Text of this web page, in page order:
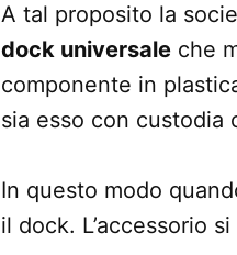
A tal proposito la
dock universale che
componente in
sia esso con custodia
In questo modo
il dock. L’accessorio